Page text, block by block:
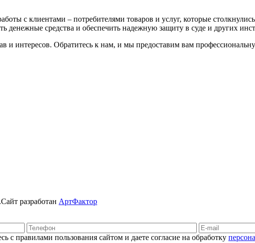
с клиентами – потребителями товаров и услуг, которые
денежные средства и обеспечить надежную защиту в суде и других
и интересов. Обратитесь к нам, и мы предоставим вам
Сайт разработан АртФактор
с правилами пользования сайтом и даете согласие на обработку